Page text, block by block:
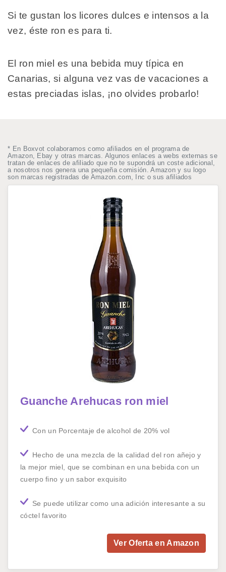
Si te gustan los licores dulces e intensos a la
vez, éste ron es para ti.
El ron miel es una bebida muy típica en
Canarias, si alguna vez vas de vacaciones a
estas preciadas islas, ¡no olvides probarlo!
* En Boxvot colaboramos como afiliados en el programa de
Amazon, Ebay y otras marcas. Algunos enlaces a webs externas se
tratan de enlaces de afiliado que no te supondrá un coste adicional,
a nosotros nos genera una pequeña comisión. Amazon y su logo
son marcas registradas de Amazon.com, Inc o sus afiliados
Guanche Arehucas ron miel
Con un Porcentaje de alcohol de 20% vol
Hecho de una mezcla de la calidad del ron añejo y
la mejor miel, que se combinan en una bebida con un
cuerpo fino y un sabor exquisito
Se puede utilizar como una adición interesante a su
cóctel favorito
Ver Oferta en Amazon